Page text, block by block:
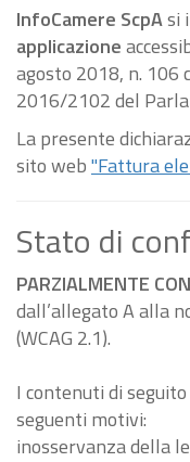
InfoCamere ScpAsi
applicazione
agosto 2018, n. 106
2016/2102 del
La presente
sito web"Fattura
Stato di
PARZIALMENTE
dall’allegato A alla
(WCAG 2.1).
I contenuti di
seguenti motivi:
inosservanza della